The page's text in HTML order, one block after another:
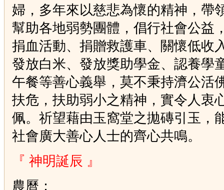
婦，多年來以慈悲為懷的精神，帶
幫助各地弱勢團體，倡行社會公益
捐血活動、捐贈救護車、關懷低收
發放白米、發放獎助學金、認養學
午餐等善心義舉，莫不秉持濟公活
扶危，扶助弱小之精神，實令人衷
佩。祈望藉由玉窩堂之拋磚引玉，
社會廣大善心人士的齊心共鳴。
『 神明誕辰 』
農曆：